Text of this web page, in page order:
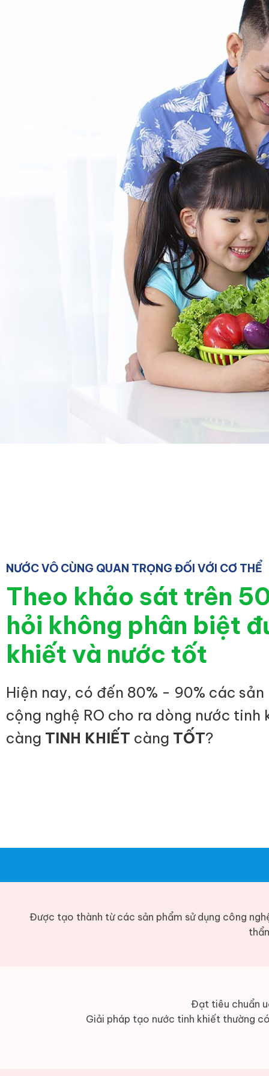
NƯỚC VÔ CÙNG QUAN TRỌNG ĐỐI VỚI CƠ THỂ
Theo khảo sát trên
hỏi không phân biệt
khiết và nước tốt
Hiện nay, có đến 80% - 90% các
cộng nghệ RO cho ra dòng nước
càng TINH KHIẾT càng TỐT?
Được tạo thành từ các sản phẩm sử dụng công
Đạt tiêu chuẩn
Giải pháp tạo nước tinh khiết thường